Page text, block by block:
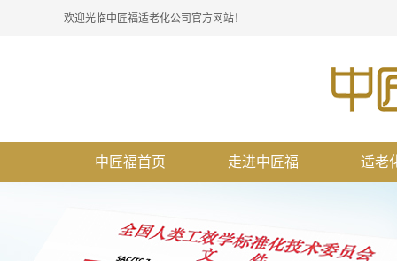
欢迎光临中匠福适老化公司官方网站！
中匠福首页 走进中匠福 适老